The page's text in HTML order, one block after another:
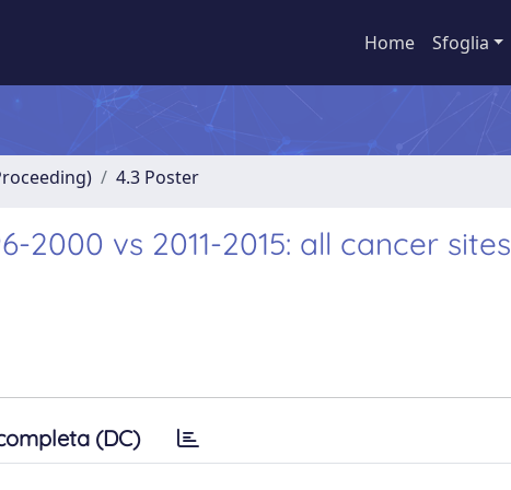
Home Sfoglia
4.3 Poster
2000 vs 2011-2015: all cancer sites
(DC)